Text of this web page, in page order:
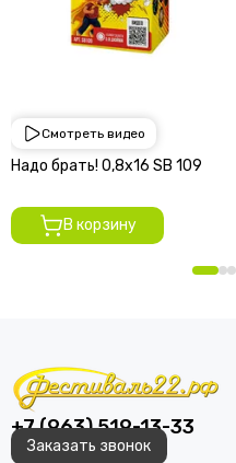
Смотреть видео
1 950 руб
Надо брать! 0,8х16 SВ 109
В корзину
+7 (963) 519-13-33
Заказать звонок